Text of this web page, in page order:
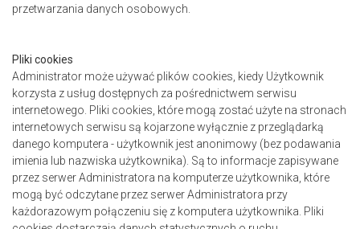
przetwarzania danych osobowych.
Pliki cookies
Administrator może używać plików cookies, kiedy Użytkownik
korzysta z usług dostępnych za pośrednictwem serwisu
internetowego. Pliki cookies, które mogą zostać użyte na stronach
internetowych serwisu są kojarzone wyłącznie z przeglądarką
danego komputera - użytkownik jest anonimowy (bez podawania
imienia lub nazwiska użytkownika). Są to informacje zapisywane
przez serwer Administratora na komputerze użytkownika, które
mogą być odczytane przez serwer Administratora przy
każdorazowym połączeniu się z komputera użytkownika. Pliki